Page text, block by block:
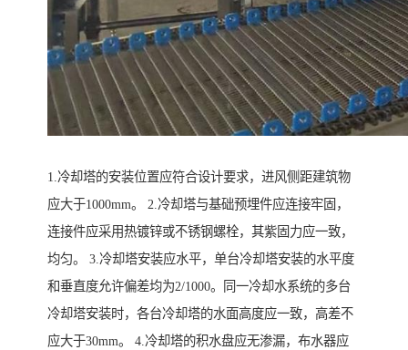
1.冷却塔的安装位置应符合设计要求，进风侧距建筑物
应大于1000mm。 2.冷却塔与基础预埋件应连接牢固，
连接件应采用热镀锌或不锈钢螺栓，其紫固力应一致，
均匀。 3.冷却塔安装应水平，单台冷却塔安装的水平度
和垂直度允许偏差均为2/1000。同一冷却水系统的多台
冷却塔安装时，各台冷却塔的水面高度应一致，高差不
应大于30mm。 4.冷却塔的积水盘应无渗漏，布水器应